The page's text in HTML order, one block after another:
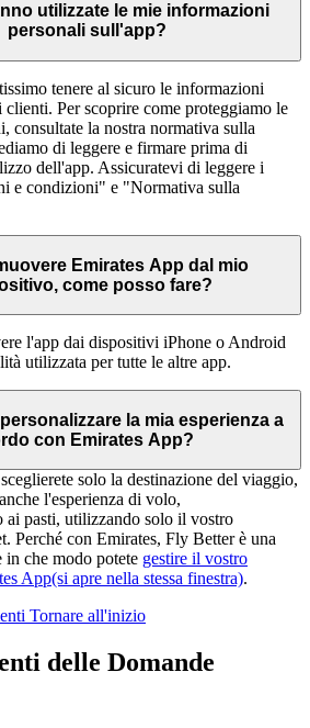
utilizzate le mie informazioni
personali sull'app?
tenere al sicuro le informazioni
clienti. Per scoprire come proteggiamo le
consultate la nostra normativa sulla
di leggere e firmare prima di
dell'app. Assicuratevi di leggere i
e condizioni" e "Normativa sulla
Emirates App dal mio
come posso fare?
l'app dai dispositivi iPhone o Android
utilizzata per tutte le altre app.
la mia esperienza a
con Emirates App?
solo la destinazione del viaggio,
l'esperienza di volo,
ai pasti, utilizzando solo il vostro
Perché con Emirates, Fly Better è una
in che modo potete gestire il vostro
App(si apre nella stessa finestra).
Tornare all'inizio
delle Domande